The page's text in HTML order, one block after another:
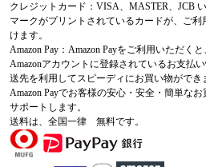
クレジットカード：VISA、MASTER、JCB
マークがプリントされているカードが、ご利
けます。
Amazon Pay：Amazon Payをご利用いただく
Amazonアカウントに登録されているお支払
送先を利用してスピーディにお買い物ができ
Amazon Payでお客様の安心・安全・簡単な
サポートします。
送料は、全国一律 無料です。